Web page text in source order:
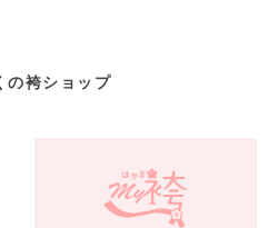
の袴ショップ